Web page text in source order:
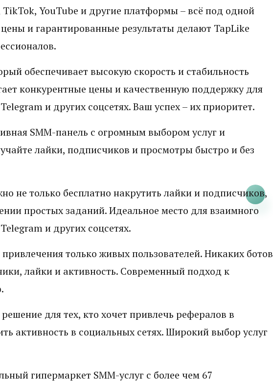
TikTok, YouTube и другие платформы – всё под одной
и гарантированные результаты делают TapLike
обеспечивает высокую скорость и стабильность
конкурентные цены и качественную поддержку для
и других соцсетях. Ваш успех – их приоритет.
SMM-панель с огромным выбором услуг и
лайки, подписчиков и просмотры быстро и без
не только бесплатно накрутить лайки и подписчиков,
простых заданий. Идеальное место для взаимного
и других соцсетях.
только живых пользователей. Никаких ботов
лайки и активность. Современный подход к
для тех, кто хочет привлечь рефералов в
активность в социальных сетях. Широкий выбор услуг
гипермаркет SMM-услуг с более чем 67